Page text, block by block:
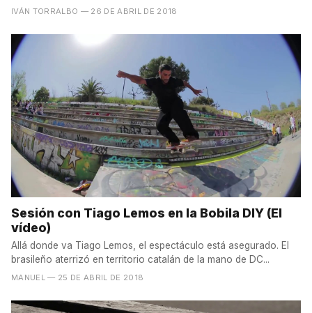
IVÁN TORRALBO — 26 DE ABRIL DE 2018
Sesión con Tiago Lemos en la Bobila DIY (El
vídeo)
Allá donde va Tiago Lemos, el espectáculo está asegurado. El
brasileño aterrizó en territorio catalán de la mano de DC...
MANUEL — 25 DE ABRIL DE 2018